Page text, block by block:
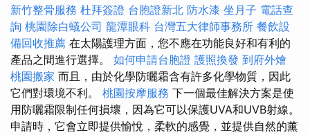
新竹整骨服務 杜拜簽證 台胞證新北 防水漆 坐月子 電話查
詢 桃園除白蟻公司 龍潭眼科 台灣五大律師事務所 餐飲設
備回收推薦 在太陽護理方面，您不應在功能良好和有利的
產品之間進行選擇。 如何申請台胞證 護照換發 到府外燴
桃園搬家 而且，由於化學防曬霜含有許多化學物質，因此
它們對環境不利。 桃園按摩服務 下一個最佳解決方案是使
用防曬霜限制任何損壞，因為它可以保護UVA和UVB射線。
申請時，它會立即提供愉悅，柔軟的感覺，並提供自然的薰